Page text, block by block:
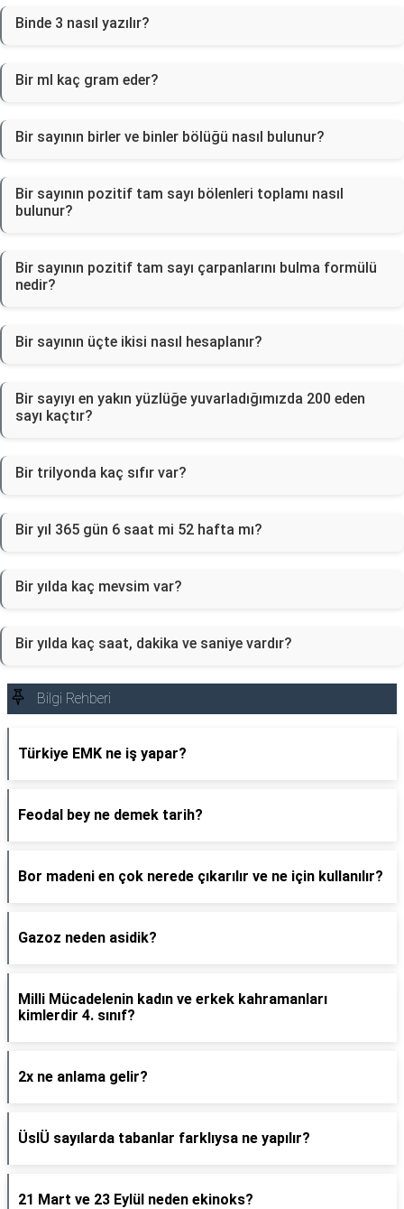
Binde 3 nasıl yazılır?
Bir ml kaç gram eder?
Bir sayının birler ve binler bölüğü nasıl bulunur?
Bir sayının pozitif tam sayı bölenleri toplamı nasıl
bulunur?
Bir sayının pozitif tam sayı çarpanlarını bulma formülü
nedir?
Bir sayının üçte ikisi nasıl hesaplanır?
Bir sayıyı en yakın yüzlüğe yuvarladığımızda 200 eden
sayı kaçtır?
Bir trilyonda kaç sıfır var?
Bir yıl 365 gün 6 saat mi 52 hafta mı?
Bir yılda kaç mevsim var?
Bir yılda kaç saat, dakika ve saniye vardır?
Bilgi Rehberi
Türkiye EMK ne iş yapar?
Feodal bey ne demek tarih?
Bor madeni en çok nerede çıkarılır ve ne için kullanılır?
Gazoz neden asidik?
Milli Mücadelenin kadın ve erkek kahramanları
kimlerdir 4. sınıf?
2x ne anlama gelir?
ÜslÜ sayılarda tabanlar farklıysa ne yapılır?
21 Mart ve 23 Eylül neden ekinoks?